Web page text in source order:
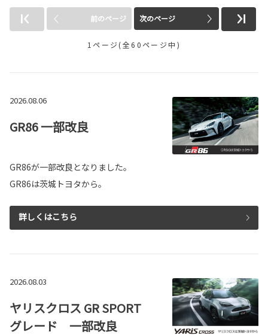
前のページ 次のページ
1ページ(全60ページ中)
2026.08.06
GR86 一部改良
GR86が一部改良となりました。
GR86は茨城トヨタから。
詳しくはこちら
2026.08.03
ヤリスクロス GR SPORT
グレード 一部改良